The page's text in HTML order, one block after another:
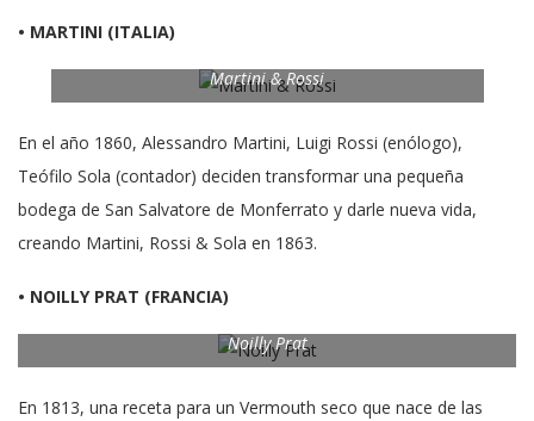
• MARTINI (ITALIA)
Martini & Rossi
En el año 1860, Alessandro Martini, Luigi Rossi (enólogo),
Teófilo Sola (contador) deciden transformar una pequeña
bodega de San Salvatore de Monferrato y darle nueva vida,
creando Martini, Rossi & Sola en 1863.
• NOILLY PRAT (FRANCIA)
Noilly Prat
En 1813, una receta para un Vermouth seco que nace de las